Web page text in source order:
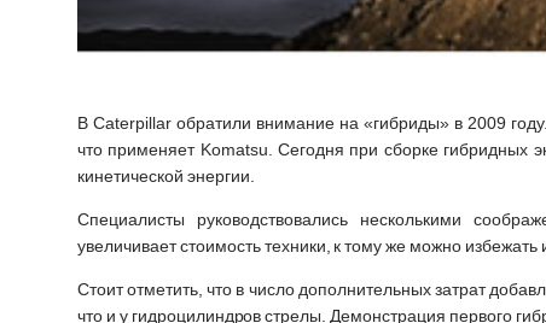
В Caterpillar обратили внимание на «гибриды» в 2009
что применяет Komatsu. Сегодня при сборке гибридных
кинетической энергии.
Специалисты руководствовались несколькими
увеличивает стоимость техники, к тому же можно
Стоит отметить, что в число дополнительных затрат
что и у гидроцилиндров стрелы. Демонстрация первого